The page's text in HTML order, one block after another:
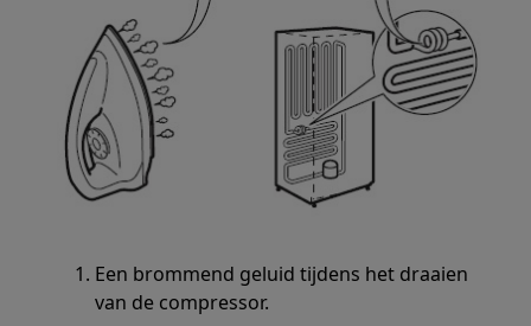
Een brommend geluid tijdens het draaien
van de compressor.